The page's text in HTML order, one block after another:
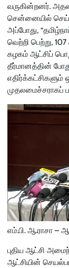
வருகின்றனர்.
சென்னையில்
அப்போது,
வெற்றி பெற்று,
கழகம் ஆட்சிப்
தீர்மானத்தின்
எதிர்க்கட்சிகளும்
முதலமைச்சராகப்
எம்.பி. ஆ.ராசா –
புதிய ஆட்சி
ஆட்சியின்